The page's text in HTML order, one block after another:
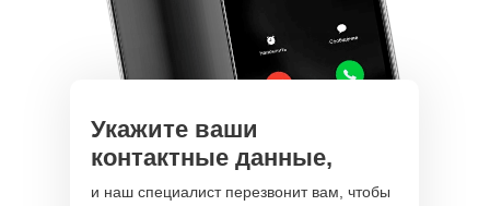
Укажите ваши
контактные данные,
и наш специалист перезвонит вам, чтобы